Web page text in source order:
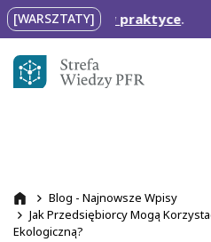
Przejdź do treści
[WARSZTATY]
Ścieżka
Przejdź na stronę główną
Blog - Najnowsze Wpisy
Jak Przedsiębiorcy Mogą
Ekologiczną?